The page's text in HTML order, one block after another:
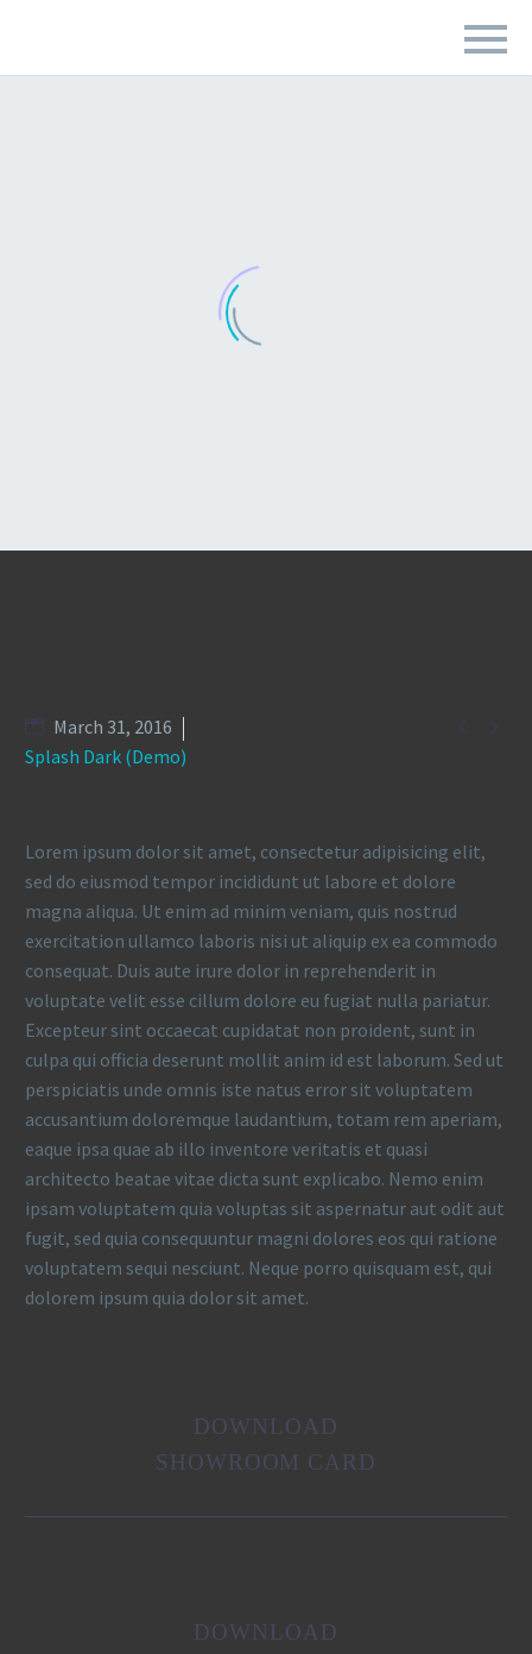
 
March 31, 2016
Splash Dark (Demo)
Lorem ipsum dolor sit amet, consectetur adipisicing elit,
sed do eiusmod tempor incididunt ut labore et dolore
magna aliqua. Ut enim ad minim veniam, quis nostrud
exercitation ullamco laboris nisi ut aliquip ex ea commodo
consequat. Duis aute irure dolor in reprehenderit in
voluptate velit esse cillum dolore eu fugiat nulla pariatur.
Excepteur sint occaecat cupidatat non proident, sunt in
culpa qui officia deserunt mollit anim id est laborum. Sed ut
perspiciatis unde omnis iste natus error sit voluptatem
accusantium doloremque laudantium, totam rem aperiam,
eaque ipsa quae ab illo inventore veritatis et quasi
architecto beatae vitae dicta sunt explicabo. Nemo enim
ipsam voluptatem quia voluptas sit aspernatur aut odit aut
fugit, sed quia consequuntur magni dolores eos qui ratione
voluptatem sequi nesciunt. Neque porro quisquam est, qui
dolorem ipsum quia dolor sit amet.
DOWNLOAD
SHOWROOM CARD
DOWNLOAD